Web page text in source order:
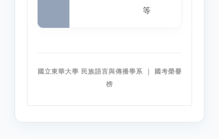
等
國立東華大學 民族語言與傳播學系 ｜ 國考榮譽
榜